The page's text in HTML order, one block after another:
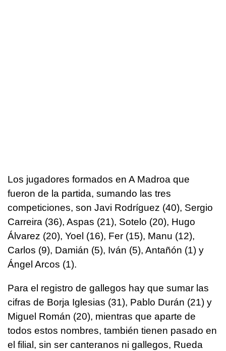
Los jugadores formados en A Madroa que
fueron de la partida, sumando las tres
competiciones, son Javi Rodríguez (40), Sergio
Carreira (36), Aspas (21), Sotelo (20), Hugo
Álvarez (20), Yoel (16), Fer (15), Manu (12),
Carlos (9), Damián (5), Iván (5), Antañón (1) y
Ángel Arcos (1).
Para el registro de gallegos hay que sumar las
cifras de Borja Iglesias (31), Pablo Durán (21) y
Miguel Román (20), mientras que aparte de
todos estos nombres, también tienen pasado en
el filial, sin ser canteranos ni gallegos, Rueda